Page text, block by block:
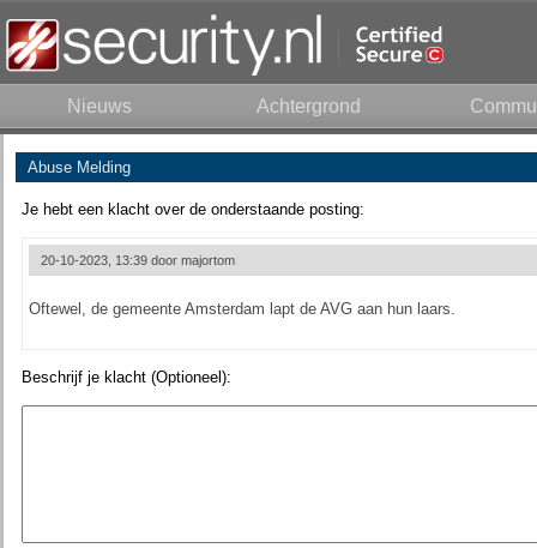
Nieuws Achtergrond
Abuse Melding
Je hebt een klacht over de onderstaande posting:
20-10-2023, 13:39 door majortom
Oftewel, de gemeente Amsterdam lapt de AVG aan hun laars.
Beschrijf je klacht (Optioneel):